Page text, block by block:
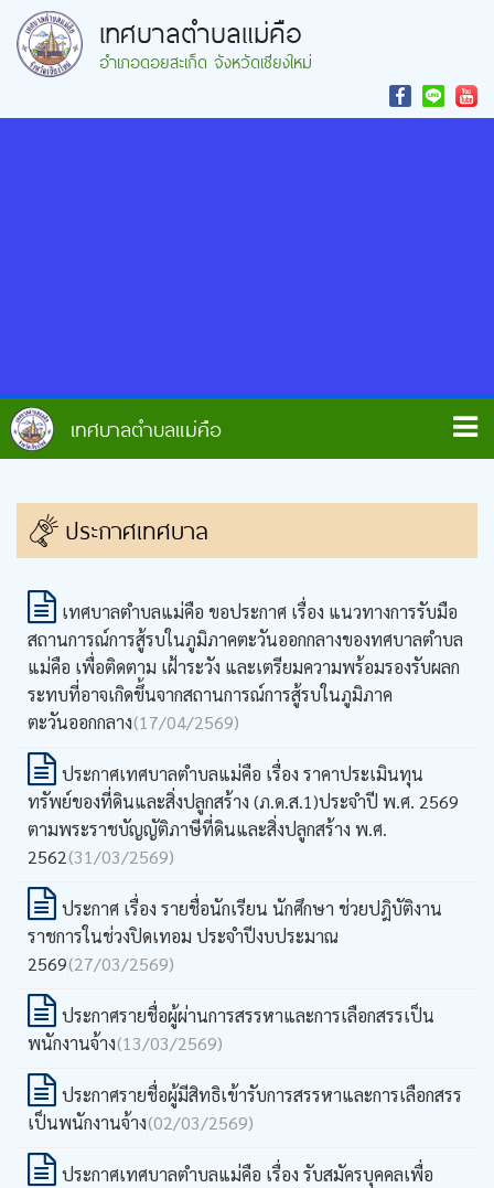
เทศบาลตำบลแม่คือ
อำเภอดอยสะเก็ด จังหวัดเชียงใหม่
ประกาศเทศบาล
เทศบาลตำบลแม่คือ ขอประกาศ เรื่อง แนวทางการรับมือ
สถานการณ์การสู้รบในภูมิภาคตะวันออกกลางของทศบาลตำบล
แม่คือ เพื่อติดตาม เฝ้าระวัง และเตรียมความพร้อมรองรับผลก
ระทบที่อาจเกิดขึ้นจากสถานการณ์การสู้รบในภูมิภาค
ตะวันออกกลาง(17/04/2569)
ประกาศเทศบาลตำบลแม่คือ เรื่อง ราคาประเมินทุน
ทรัพย์ของที่ดินและสิ่งปลูกสร้าง (ภ.ด.ส.1)ประจำปี พ.ศ. 2569
ตามพระราชบัญญัติภาษีที่ดินและสิ่งปลูกสร้าง พ.ศ.
2562(31/03/2569)
ประกาศ เรื่อง รายชื่อนักเรียน นักศึกษา ช่วยปฎิบัติงาน
ราชการในช่วงปิดเทอม ประจำปีงบประมาณ
2569(27/03/2569)
ประกาศรายชื่อผู้ผ่านการสรรหาและการเลือกสรรเป็น
พนักงานจ้าง(13/03/2569)
ประกาศรายชื่อผู้มีสิทธิเข้ารับการสรรหาและการเลือกสรร
เป็นพนักงานจ้าง(02/03/2569)
ประกาศเทศบาลตำบลแม่คือ เรื่อง รับสมัครบุคคลเพื่อ